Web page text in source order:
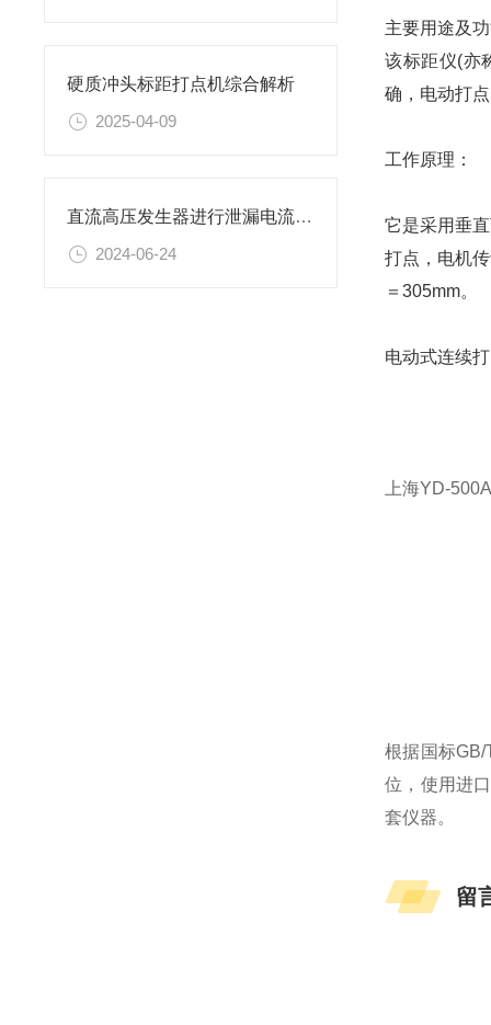
硬质冲头标距打点机综合解析
2025-04-09
直流高压发生器进行泄漏电流试验试验方法
2024-06-24
主要用途及
该标距仪(亦
确，电动打
工作原理：
它是采用垂
打点，电机
＝305mm。
电动式连续
上海YD-
根据国标
位，使用进
套仪器。
留